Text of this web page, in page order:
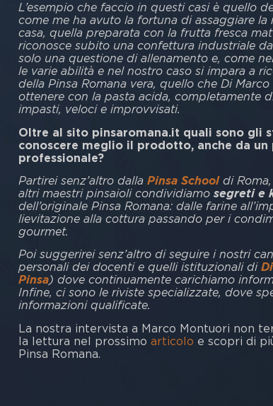
L’esempio che faccio in questi casi è quello
come me ha avuto la fortuna di assaggiare la
casa, quella preparata con la frutta fresca
riconosce subito una confettura industriale
solo una questione di allenamento e, come
le varie abilità e nel nostro caso si impara a
della Pinsa Romana vera, quello che Di
ottenere con la pasta acida, completamente
impasti, veloci e improvvisati.
Oltre al sito pinsaromana.it quali sono gli
conoscere meglio il prodotto, anche da
professionale?
Partirei senz’altro dalla Pinsa Schooldi
altri maestri pinsaioli condividiamo segreti e
dell’originale Pinsa Romana: dalle farine
lievitazione alla cottura passando per i
gourmet.
Poi suggerirei senz’altro di seguire i nostri
personali dei docenti e quelli istituzionali di
Pinsa) dove continuamente carichiamo
Infine, ci sono le riviste specializzate, dove
informazioni qualificate.
La nostra intervista a Marco Montuori non
la lettura nel prossimo articolo e scopri di
Pinsa Romana.